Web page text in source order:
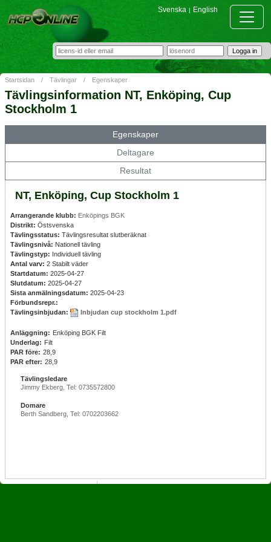
Svenska | English
Startsidan / Tävlingar / Egenskaper
Tävlingsinformation NT, Enköping, Cup
Stockholm 1
Egenskaper
Deltagare
Resultat
NT, Enköping, Cup Stockholm 1
Arrangerande klubb: Enköpings BGK
Distrikt: Östsvenska
Tävlingsstatus: Tävlingsresultat slutberäknat
Tävlingsnivå: Nationell tävling
Tävlingstyp: Individuell tävling
Antal varv: 2 Stabilt väder
Startdatum: 2025-04-27
Slutdatum: 2025-04-27
Sista anmälningsdatum: 2025-04-23
Förbundsrepr.:
Tävlingsinbjudan:
Inbjudan cup stockholm 1.pdf
Anläggning: Enköping BGK Filt
Underlag: Filt
PAR före: 28,9
PAR efter: 28,9
Tävlingsledare
Jimmy Ekberg, Tel: 0735572800
Domare
Berth Sandberg, Tel: 0702203662